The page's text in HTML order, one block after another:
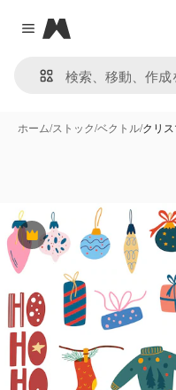
Close menu
Magnific
ホーム/ストック/ベクトル/クリ
Premium